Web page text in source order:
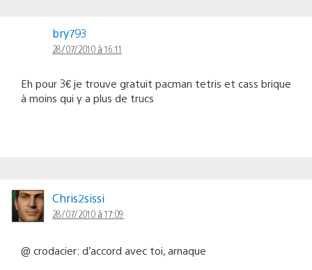
bry793
28/07/2010 à 16:11
Eh pour 3€ je trouve gratuit pacman tetris et cass brique
à moins qui y a plus de trucs
Chris2sissi
28/07/2010 à 17:09
@ crodacier: d’accord avec toi, arnaque